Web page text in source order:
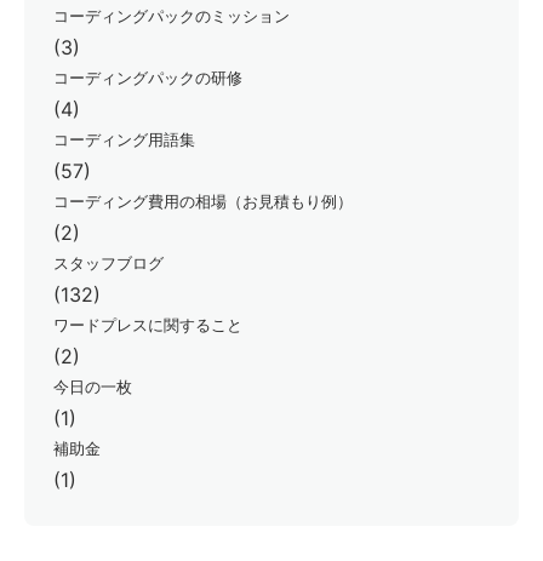
コーディングパックのミッション
(3)
コーディングパックの研修
(4)
コーディング用語集
(57)
コーディング費用の相場（お見積もり例）
(2)
スタッフブログ
(132)
ワードプレスに関すること
(2)
今日の一枚
(1)
補助金
(1)